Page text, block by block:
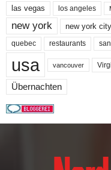
las vegas los angeles
new york new york city
quebec restaurants
usa vancouver
Übernachten